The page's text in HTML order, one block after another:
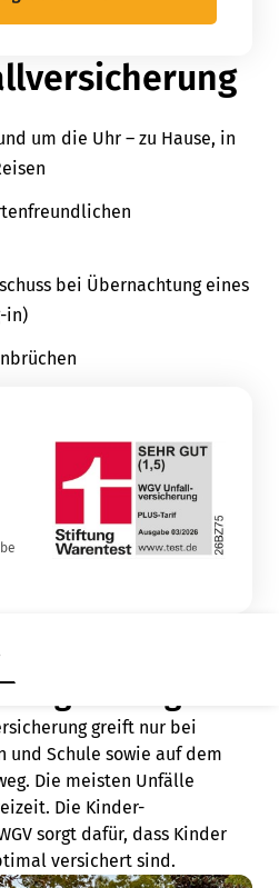
um die Uhr – zu Hause, in
bei Übernachtung eines
in)
wichtig ist
greift nur bei
und Schule sowie auf dem
Die meisten Unfälle
Die Kinder-
sorgt dafür, dass Kinder
versichert sind.